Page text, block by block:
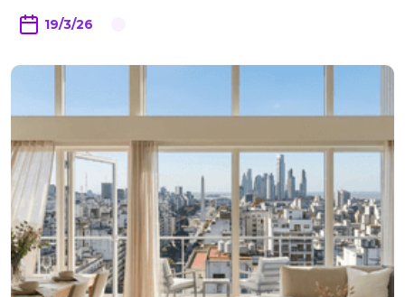
19/3/26